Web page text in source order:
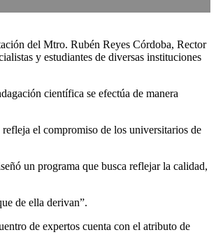
del Mtro. Rubén Reyes Córdoba, Rector
y estudiantes de diversas instituciones
científica se efectúa de manera
el compromiso de los universitarios de
un programa que busca reflejar la calidad,
de ella derivan”.
de expertos cuenta con el atributo de